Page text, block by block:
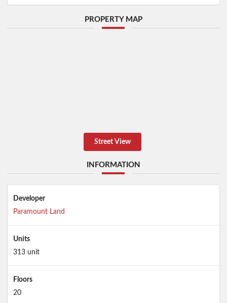
PROPERTY MAP
Street View
INFORMATION
Developer
Paramount Land
Units
313 unit
Floors
20